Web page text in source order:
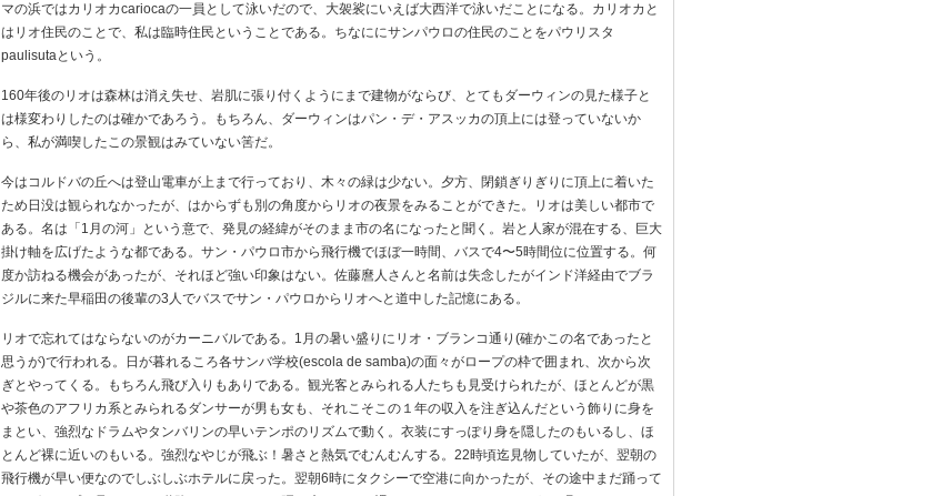
マの浜ではカリオカcariocaの一員として泳いだので、大袈裟にいえば大西洋で泳いだことになる。カリオカと
はリオ住民のことで、私は臨時住民ということである。ちなににサンパウロの住民のことをパウリスタ
paulisutaという。
160年後のリオは森林は消え失せ、岩肌に張り付くようにまで建物がならび、とてもダーウィンの見た様子と
は様変わりしたのは確かであろう。もちろん、ダーウィンはパン・デ・アスッカの頂上には登っていないか
ら、私が満喫したこの景観はみていない筈だ。
今はコルドバの丘へは登山電車が上まで行っており、木々の緑は少ない。夕方、閉鎖ぎりぎりに頂上に着いた
ため日没は観られなかったが、はからずも別の角度からリオの夜景をみることができた。リオは美しい都市で
ある。名は「1月の河」という意で、発見の経緯がそのまま市の名になったと聞く。岩と人家が混在する、巨大
掛け軸を広げたような都である。サン・パウロ市から飛行機でほぼ一時間、バスで4〜5時間位に位置する。何
度か訪ねる機会があったが、それほど強い印象はない。佐藤麿人さんと名前は失念したがインド洋経由でブラ
ジルに来た早稲田の後輩の3人でバスでサン・パウロからリオへと道中した記憶にある。
リオで忘れてはならないのがカーニバルである。1月の暑い盛りにリオ・ブランコ通り(確かこの名であったと
思うが)で行われる。日が暮れるころ各サンバ学校(escola de samba)の面々がロープの枠で囲まれ、次から次
ぎとやってくる。もちろん飛び入りもありである。観光客とみられる人たちも見受けられたが、ほとんどが黒
や茶色のアフリカ系とみられるダンサーが男も女も、それこそこの１年の収入を注ぎ込んだという飾りに身を
まとい、強烈なドラムやタンバリンの早いテンポのリズムで動く。衣装にすっぽり身を隠したのもいるし、ほ
とんど裸に近いのもいる。強烈なやじが飛ぶ！暑さと熱気でむんむんする。22時頃迄見物していたが、翌朝の
飛行機が早い便なのでしぶしぶホテルに戻った。翌朝6時にタクシーで空港に向かったが、その途中まだ踊って